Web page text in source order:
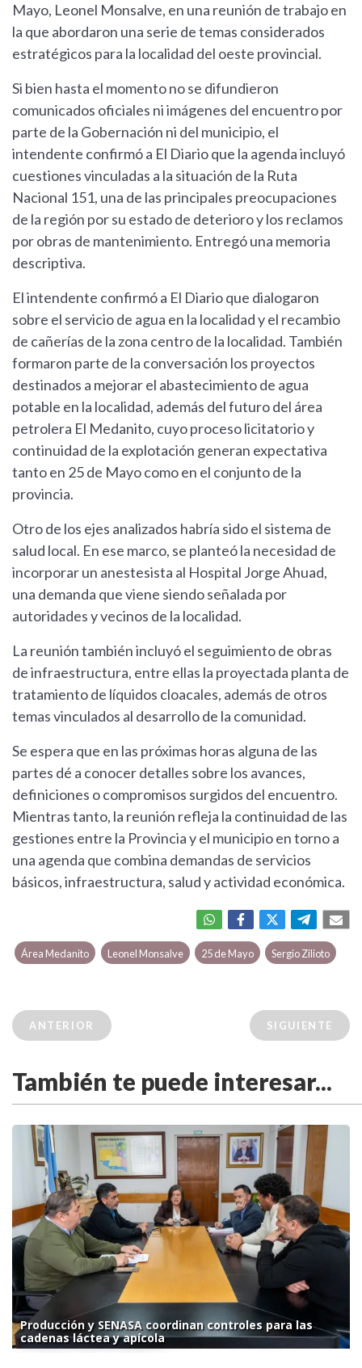
Mayo, Leonel Monsalve, en una reunión de trabajo en
la que abordaron una serie de temas considerados
estratégicos para la localidad del oeste provincial.
Si bien hasta el momento no se difundieron
comunicados oficiales ni imágenes del encuentro por
parte de la Gobernación ni del municipio, el
intendente confirmó a El Diario que la agenda incluyó
cuestiones vinculadas a la situación de la Ruta
Nacional 151, una de las principales preocupaciones
de la región por su estado de deterioro y los reclamos
por obras de mantenimiento. Entregó una memoria
descriptiva.
El intendente confirmó a El Diario que dialogaron
sobre el servicio de agua en la localidad y el recambio
de cañerías de la zona centro de la localidad. También
formaron parte de la conversación los proyectos
destinados a mejorar el abastecimiento de agua
potable en la localidad, además del futuro del área
petrolera El Medanito, cuyo proceso licitatorio y
continuidad de la explotación generan expectativa
tanto en 25 de Mayo como en el conjunto de la
provincia.
Otro de los ejes analizados habría sido el sistema de
salud local. En ese marco, se planteó la necesidad de
incorporar un anestesista al Hospital Jorge Ahuad,
una demanda que viene siendo señalada por
autoridades y vecinos de la localidad.
La reunión también incluyó el seguimiento de obras
de infraestructura, entre ellas la proyectada planta de
tratamiento de líquidos cloacales, además de otros
temas vinculados al desarrollo de la comunidad.
Se espera que en las próximas horas alguna de las
partes dé a conocer detalles sobre los avances,
definiciones o compromisos surgidos del encuentro.
Mientras tanto, la reunión refleja la continuidad de las
gestiones entre la Provincia y el municipio en torno a
una agenda que combina demandas de servicios
básicos, infraestructura, salud y actividad económica.
Área Medanito Leonel Monsalve 25 de Mayo Sergio Zilioto
ANTERIOR SIGUIENTE
También te puede interesar...
Producción y SENASA coordinan controles para las
cadenas láctea y apícola